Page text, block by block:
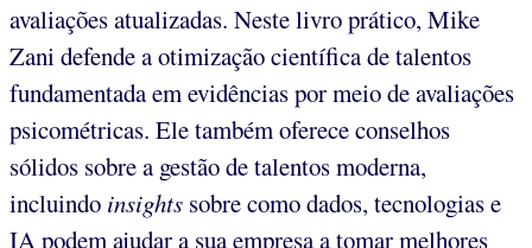
avaliações atualizadas. Neste livro prático, Mike
Zani defende a otimização científica de talentos
fundamentada em evidências por meio de avaliações
psicométricas. Ele também oferece conselhos
sólidos sobre a gestão de talentos moderna,
incluindo insights sobre como dados, tecnologias e
IA podem ajudar a sua empresa a tomar melhores